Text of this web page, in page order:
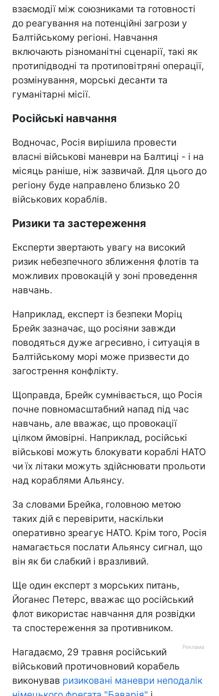
взаємодії між союзниками та готовності
до реагування на потенційні загрози у
Балтійському регіоні. Навчання
включають різноманітні сценарії, такі як
протипідводні та протиповітряні операції,
розмінування, морські десанти та
гуманітарні місії.
Російські навчання
Водночас, Росія вирішила провести
власні військові маневри на Балтиці - і на
місяць раніше, ніж зазвичай. Для цього до
регіону буде направлено близько 20
військових кораблів.
Ризики та застереження
Експерти звертають увагу на високий
ризик небезпечного зближення флотів та
можливих провокацій у зоні проведення
навчань.
Наприклад, експерт із безпеки Моріц
Брейк зазначає, що росіяни завжди
поводяться дуже агресивно, і ситуація в
Балтійському морі може призвести до
загострення конфлікту.
Щоправда, Брейк сумнівається, що Росія
почне повномасштабний напад під час
навчань, але вважає, що провокації
цілком ймовірні. Наприклад, російські
військові можуть блокувати кораблі НАТО
чи їх літаки можуть здійснювати прольоти
над кораблями Альянсу.
За словами Брейка, головною метою
таких дій є перевірити, наскільки
оперативно зреагує НАТО. Крім того, Росія
намагається послати Альянсу сигнал, що
він як би слабкий і вразливий.
Ще один експерт з морських питань,
Йоганес Петерс, вважає що російський
флот використає навчання для розвідки
та спостереження за противником.
Нагадаємо, 29 травня російський
військовий протичовновий корабель
виконував ризиковані маневри неподалік